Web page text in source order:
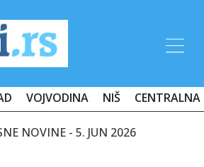
VOJVODINA NIŠ CENTRALNA
NOVINE - 5. JUN 2026